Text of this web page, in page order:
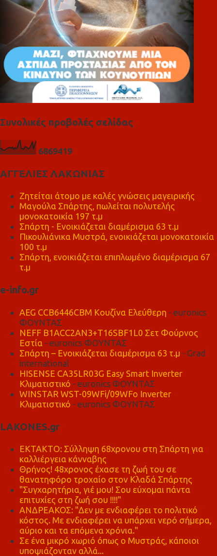
Συνολικές προβολές σελίδας
6869419
ΑΓΓΕΛΙΕΣ ΛΑΚΩΝΙΑΣ
Ζητείται άτομο με καλές γνώσεις μαγειρικής
Μαγούλα Σπάρτης, πωλείται πολυτελής
μονοκατοικία 197 τ.μ
Σπάρτη - Ενοικιάζεται διαμέρισμα 63 τ.μ
Πικουλιάνικα Μυστρά, ενοικιάζεται μονοκατοικία
100 τ.μ
Σπάρτη, ενοικιάζεται επιπλωμένο διαμέρισμα 67
τ.μ
e-info.gr
AEG CCB6446CBM Κουζίνα Ελεύθερη - euronics
ΦΟΥΝΤΑΣ
NEFF B1ACC2AN3+T16SBF1L0 Σετ Φούρνος
Εστία - euronics ΦΟΥΝΤΑΣ
Σπάρτη – Ενοικιάζεται διαμέρισμα 63 τ.μ - Grad
international
HISENSE CA35LR03G Easy Smart Inverter
Κλιματιστικό - euronics ΦΟΥΝΤΑΣ
WINSTAR WST-09WFi/09WFo Inverter
Κλιματιστικό - euronics ΦΟΥΝΤΑΣ
LAKONES.gr
ΕΚΤΑΚΤΟ: Σύλληψη 68χρονου στη Σπάρτη για
καλλιέργεια κάνναβης
Θρήνος! 48χρονος έχασε τη ζωή του σε
θανατηφόρο τροχαίο στον Κλαδά Σπάρτης
"Συγχαρητήρια, γιέ μου! Σου εύχομαι πάντα
επιτυχίες στη ζωή σου !!!!"
ΑΝΔΡΕΑΚΟΣ: "Δεν με ενδιαφέρει το πολιτικό
κόστος. Με ενδιαφέρει να υπάρχει νερό σήμερα,
αύριο και τα επόμενα χρόνια."
Σε ένα μικρό χωριό όπως ο Μυστράς, κάποιοι
υποψιάζονταν αλλά...